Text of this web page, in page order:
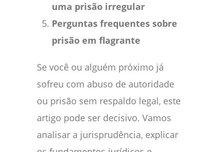
uma prisão irregular
Perguntas frequentes sobre
prisão em flagrante
Se você ou alguém próximo já
sofreu com abuso de autoridade
ou prisão sem respaldo legal, este
artigo pode ser decisivo. Vamos
analisar a jurisprudência, explicar